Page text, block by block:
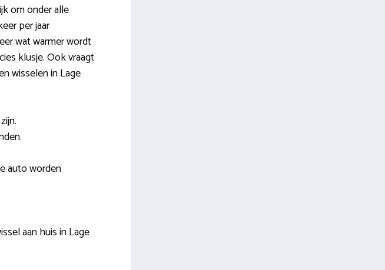
om onder alle
per jaar
wat warmer wordt
klusje. Ook vraagt
wisselen in Lage
auto worden
aan huis in Lage